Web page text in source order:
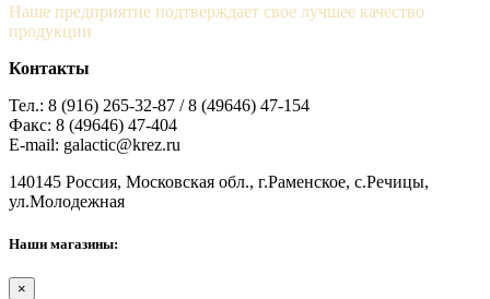
Наше предприятие подтверждает свое лучшее качество
продукции
Контакты
Тел.: 8 (916) 265-32-87 / 8 (49646) 47-154
Факс: 8 (49646) 47-404
E-mail: galactic@krez.ru
140145 Россия, Московская обл., г.Раменское, с.Речицы,
ул.Молодежная
Наши магазины:
×